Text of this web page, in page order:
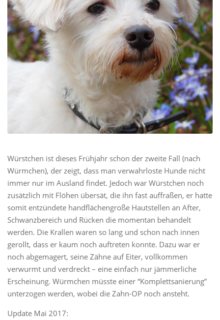
Würstchen ist dieses Frühjahr schon der zweite Fall (nach
Würmchen), der zeigt, dass man verwahrloste Hunde nicht
immer nur im Ausland findet. Jedoch war Würstchen noch
zusätzlich mit Flöhen übersät, die ihn fast auffraßen, er hatte
somit entzündete handflächengroße Hautstellen an After,
Schwanzbereich und Rücken die momentan behandelt
werden. Die Krallen waren so lang und schon nach innen
gerollt, dass er kaum noch auftreten konnte. Dazu war er
noch abgemagert, seine Zähne auf Eiter, vollkommen
verwurmt und verdreckt – eine einfach nur jämmerliche
Erscheinung. Würmchen müsste einer “Komplettsanierung”
unterzogen werden, wobei die Zahn-OP noch ansteht.
Update Mai 2017: